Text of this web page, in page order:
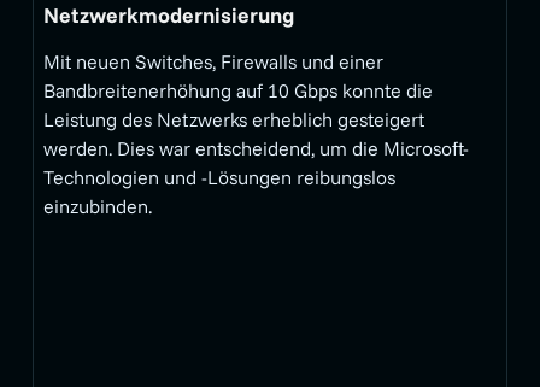
Netzwerkmodernisierung
Mit neuen Switches, Firewalls und einer
Bandbreitenerhöhung auf 10 Gbps konnte die
Leistung des Netzwerks erheblich gesteigert
werden. Dies war entscheidend, um die Microsoft-
Technologien und -Lösungen reibungslos
einzubinden.